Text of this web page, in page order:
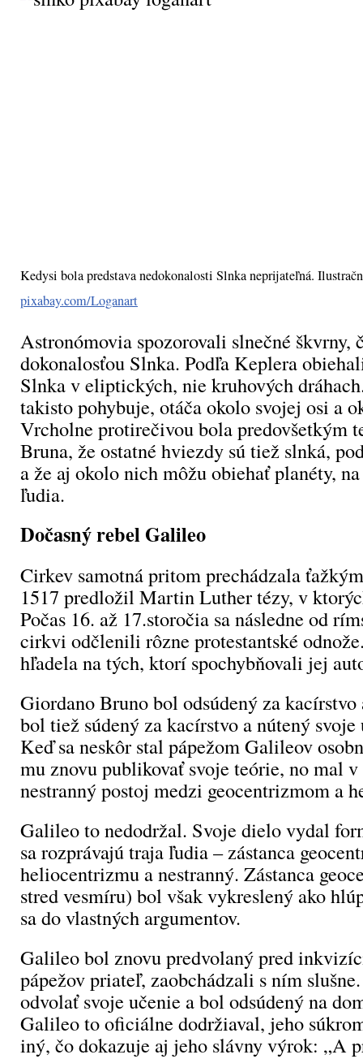
Kedysi bola predstava nedokonalosti Slnka neprijateľná.
pixabay.com/Loganart
Astronómovia spozorovali slnečné škvrny,
dokonalosťou Slnka. Podľa Keplera
Slnka v eliptických, nie kruhových
takisto pohybuje, otáča okolo svojej osi a
Vrcholne protirečivou bola predovšetkým
Bruna, že ostatné hviezdy sú tiež slnká,
a že aj okolo nich môžu obiehať planéty,
ľudia.
Dočasný rebel Galileo
Cirkev samotná pritom prechádzala
1517 predložil Martin Luther tézy, v
Počas 16. až 17.storočia sa následne od
cirkvi odčlenili rôzne protestantské
hľadela na tých, ktorí spochybňovali jej
Giordano Bruno bol odsúdený za
bol tiež súdený za kacírstvo a nútený
Keď sa neskôr stal pápežom Galileov
mu znovu publikovať svoje teórie, no mal
nestranný postoj medzi geocentrizmom a
Galileo to nedodržal. Svoje dielo vydal
sa rozprávajú traja ľudia – zástanca
heliocentrizmu a nestranný. Zástanca
stred vesmíru) bol však vykreslený ako
sa do vlastných argumentov.
Galileo bol znovu predvolaný pred
pápežov priateľ, zaobchádzali s ním
odvolať svoje učenie a bol odsúdený na
Galileo to oficiálne dodržiaval, jeho
iný, čo dokazuje aj jeho slávny výrok: „A